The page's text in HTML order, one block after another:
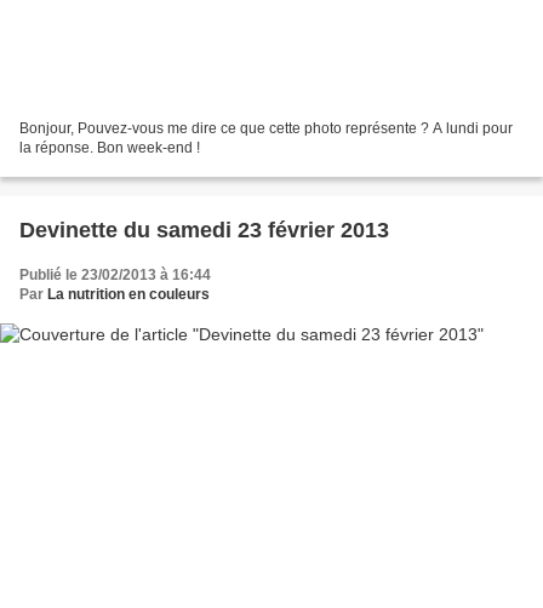
Bonjour, Pouvez-vous me dire ce que cette photo représente ? A lundi pour
la réponse. Bon week-end !
Devinette du samedi 23 février 2013
Publié le 23/02/2013 à 16:44
Par La nutrition en couleurs